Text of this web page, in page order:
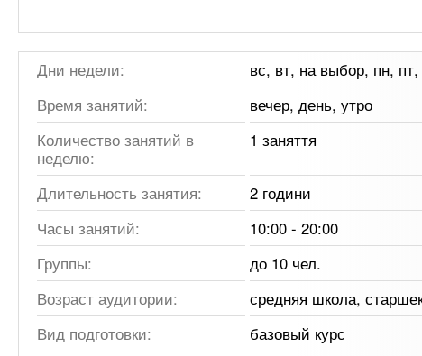
Дни недели:
вс, вт, на выбор, пн,
Время занятий:
вечер, день, утро
Количество занятий в
неделю:
1 заняття
Длительность занятия:
2 години
Часы занятий:
10:00 - 20:00
Группы:
до 10 чел.
Возраст аудитории:
средняя школа,
Вид подготовки:
базовый курс